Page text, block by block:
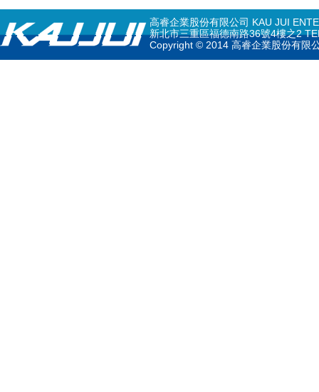
高睿企業股份有限公司 KAU JUI
新北市三重區福德南路36號4樓之2
Copyright © 2014 高睿企業股份有限